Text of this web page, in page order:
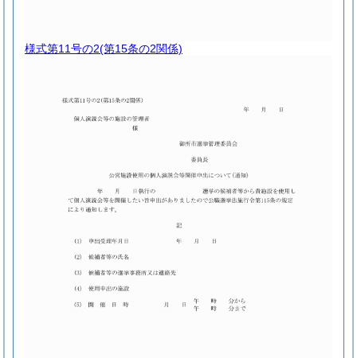
様式第11号の2(第15条の2関係)